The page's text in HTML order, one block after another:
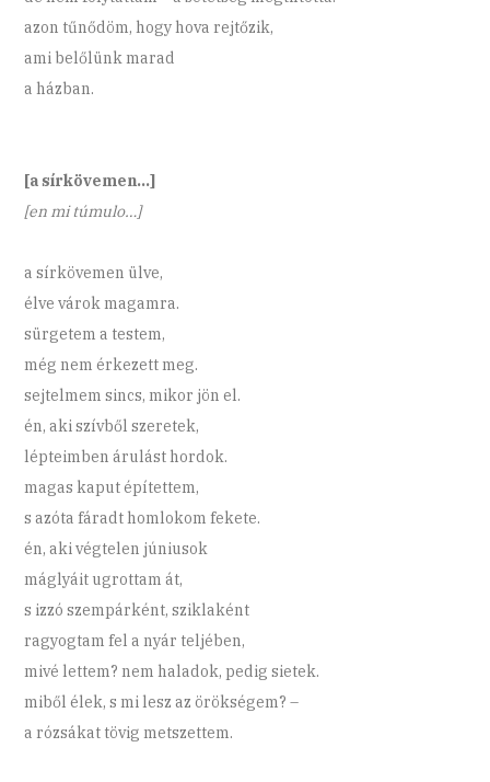
azon tűnődöm, hogy hova rejtőzik,
ami belőlünk marad
a házban.
[a sírkövemen…]
[en mi túmulo…]
a sírkövemen ülve,
élve várok magamra.
sürgetem a testem,
még nem érkezett meg.
sejtelmem sincs, mikor jön el.
én, aki szívből szeretek,
lépteimben árulást hordok.
magas kaput építettem,
s azóta fáradt homlokom fekete.
én, aki végtelen júniusok
máglyáit ugrottam át,
s izzó szempárként, sziklaként
ragyogtam fel a nyár teljében,
mivé lettem? nem haladok, pedig sietek.
miből élek, s mi lesz az örökségem? –
a rózsákat tövig metszettem.